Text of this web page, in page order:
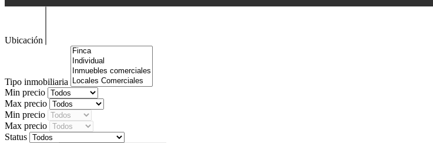
Ubicación
Tipo inmobiliaria
Min precio
Max precio
Min precio
Max precio
Status